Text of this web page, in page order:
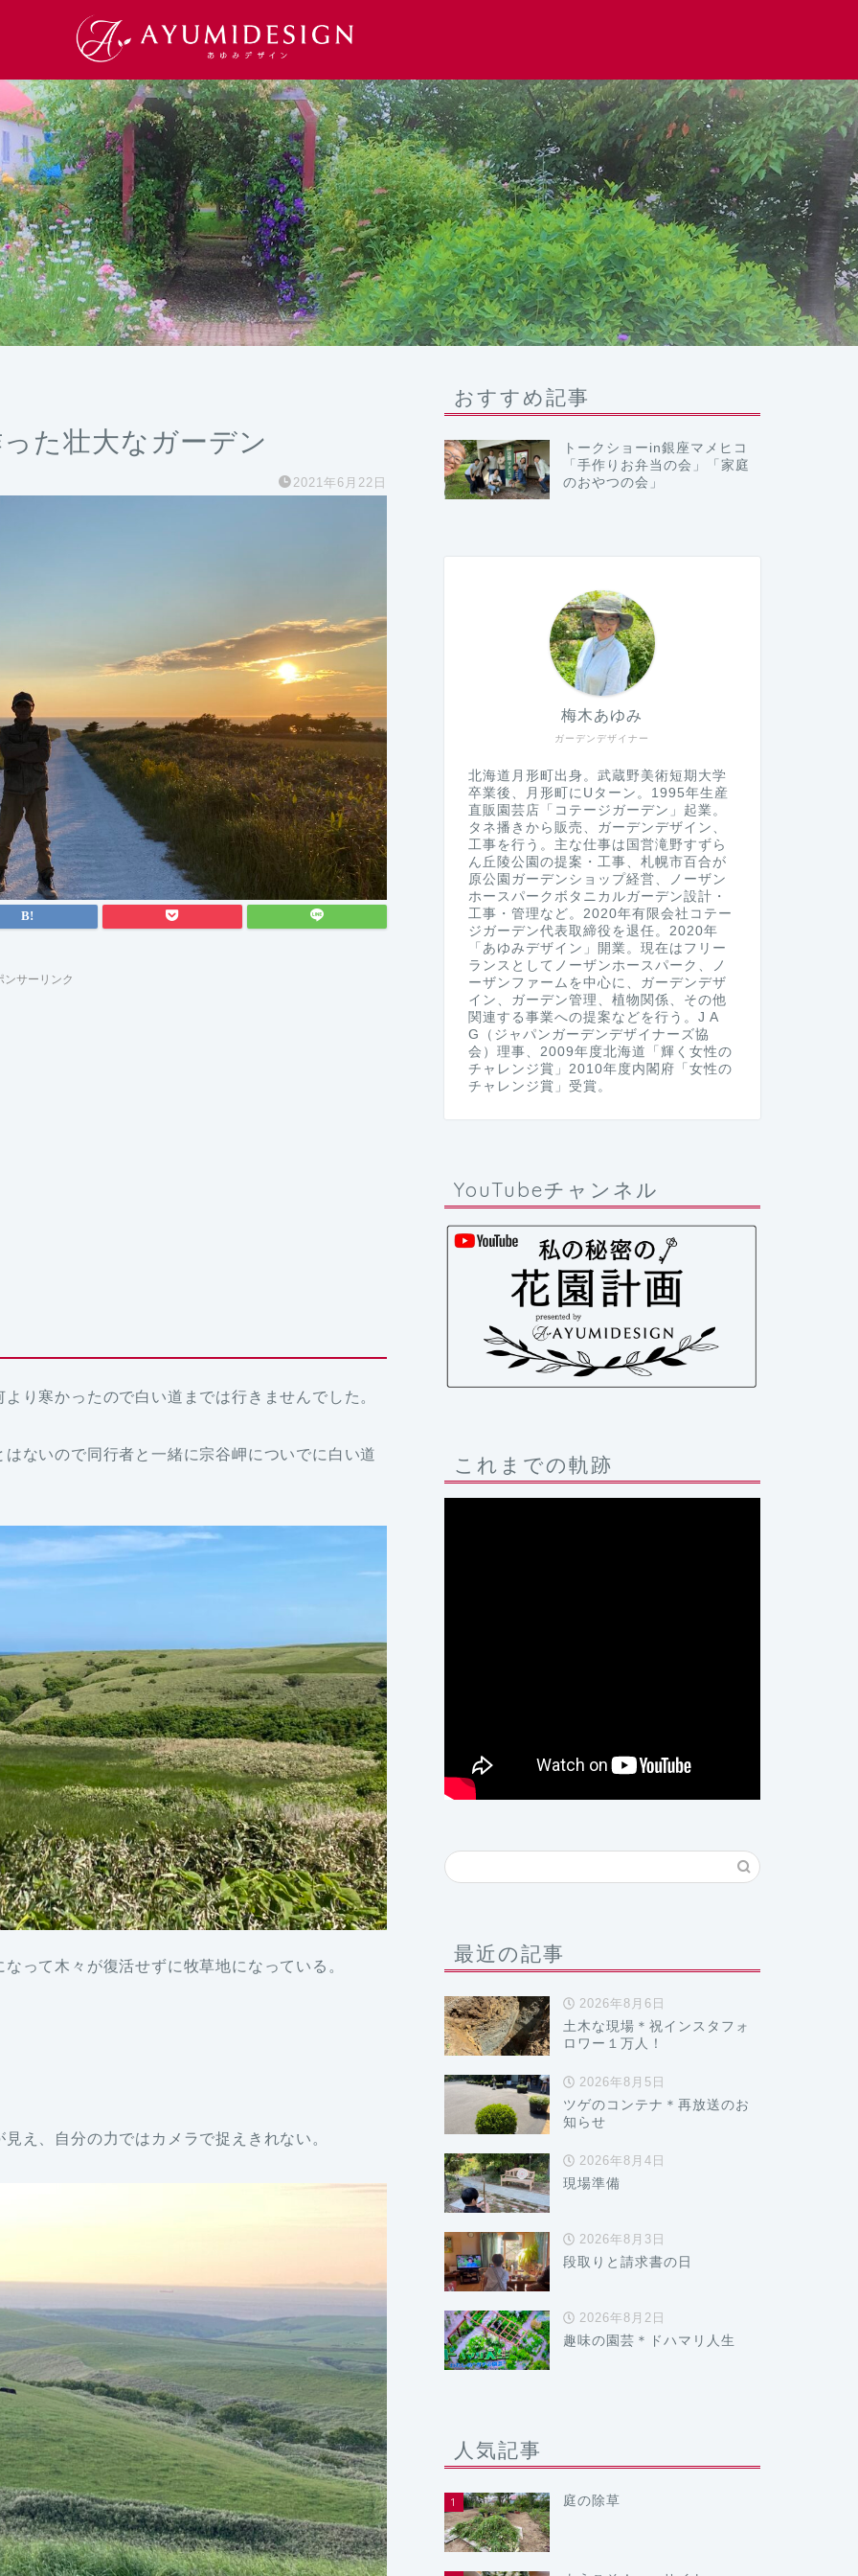
た壮大なガーデン
2021年6月22日
ンサーリンク
り寒かったので白い道までは行きませんでした。
ないので同行者と一緒に宗谷岬についでに白い道
って木々が復活せずに牧草地になっている。
え、自分の力ではカメラで捉えきれない。
おすすめ記事
トークショーin銀座マメヒコ
「手作りお弁当の会」「家庭
のおやつの会」
ガーデンデザイナー
梅木あゆみ
北海道月形町出身。武蔵野美術短期大学
卒業後、月形町にUターン。1995年生産
直販園芸店「コテージガーデン」起業。
タネ播きから販売、ガーデンデザイン、
工事を行う。主な仕事は国営滝野すずら
ん丘陵公園の提案・工事、札幌市百合が
原公園ガーデンショップ経営、ノーザン
ホースパークボタニカルガーデン設計・
工事・管理など。2020年有限会社コテー
ジガーデン代表取締役を退任。2020年
「あゆみデザイン」開業。現在はフリー
ランスとしてノーザンホースパーク、ノ
ーザンファームを中心に、ガーデンデザ
イン、ガーデン管理、植物関係、その他
関連する事業への提案などを行う。J A
G（ジャパンガーデンデザイナーズ協
会）理事、2009年度北海道「輝く女性の
チャレンジ賞」2010年度内閣府「女性の
チャレンジ賞」受賞。
YouTubeチャンネル
これまでの軌跡
最近の記事
2026年8月6日
土木な現場＊祝インスタフォ
ロワー１万人！
2026年8月5日
ツゲのコンテナ＊再放送のお
知らせ
2026年8月4日
現場準備
2026年8月3日
段取りと請求書の日
2026年8月2日
趣味の園芸＊ドハマリ人生
人気記事
1 庭の除草